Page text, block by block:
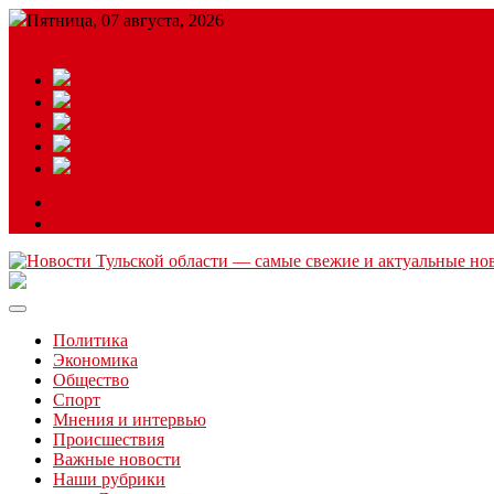
Пятница, 07 августа, 2026
Читайте последние новости дня в Тульской области на сайте
Политика
Экономика
Общество
Спорт
Мнения и интервью
Происшествия
Важные новости
Наши рубрики